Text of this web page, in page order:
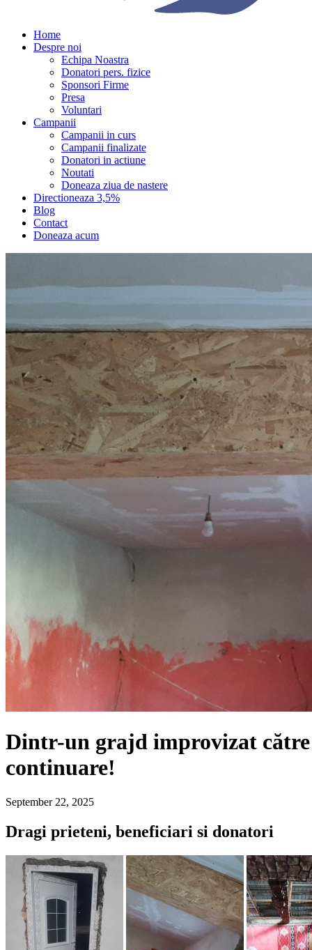
Home
Despre noi
Echipa Noastra
Donatori pers. fizice
Sponsori Firme
Presa
Voluntari
Campanii
Campanii in curs
Campanii finalizate
Donatori in actiune
Noutati
Doneaza ziua de nastere
Directioneaza 3,5%
Blog
Contact
Doneaza acum
Dintr-un grajd improvizat
continuare!
September 22, 2025
Dragi prieteni, beneficiari si donatori